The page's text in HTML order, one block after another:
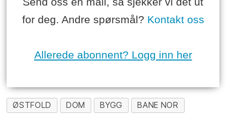
for deg. Andre spørsmål? Kontakt oss
Allerede abonnent? Logg inn her
ØSTFOLD DOM BYGG
BANE NOR